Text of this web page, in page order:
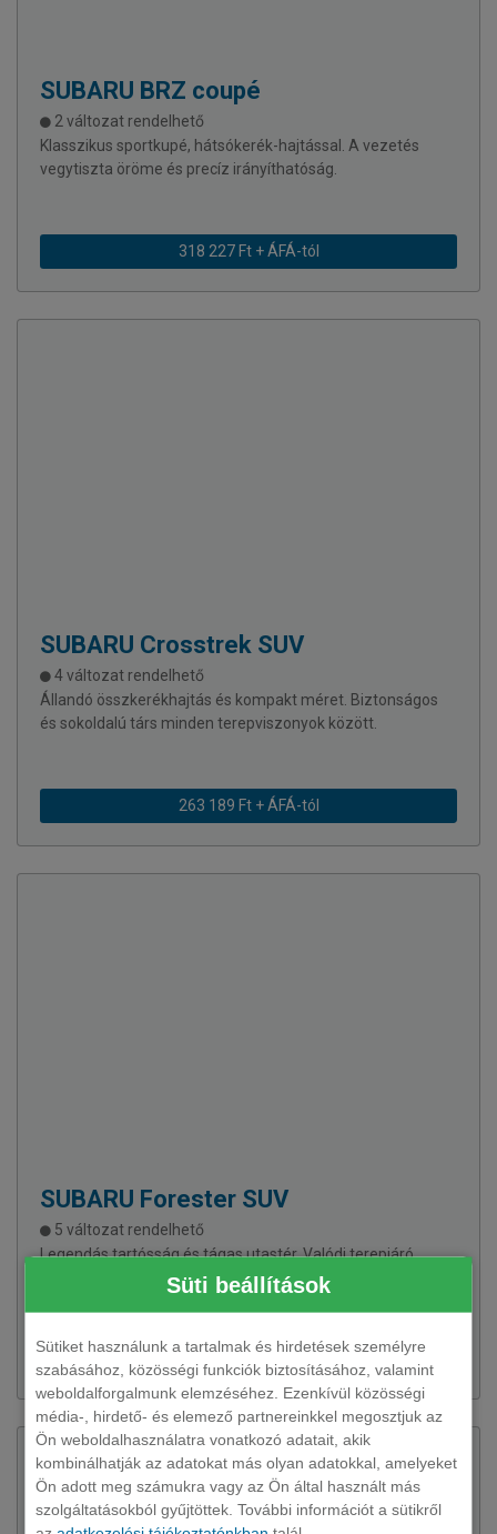
Süti beállítások
Sütiket használunk a tartalmak és hirdetések személyre
szabásához, közösségi funkciók biztosításához, valamint
weboldalforgalmunk elemzéséhez. Ezenkívül közösségi
média-, hirdető- és elemező partnereinkkel megosztjuk az
Ön weboldalhasználatra vonatkozó adatait, akik
kombinálhatják az adatokat más olyan adatokkal, amelyeket
Ön adott meg számukra vagy az Ön által használt más
szolgáltatásokból gyűjtöttek. További információt a sütikről
SUBARU BRZ coupé
2 változat rendelhető
Klasszikus sportkupé, hátsókerék-hajtással. A vezetés
vegytiszta öröme és precíz irányíthatóság.
318 227 Ft + ÁFÁ-tól
SUBARU Crosstrek SUV
4 változat rendelhető
Állandó összkerékhajtás és kompakt méret. Biztonságos
és sokoldalú társ minden terepviszonyok között.
263 189 Ft + ÁFÁ-tól
SUBARU Forester SUV
5 változat rendelhető
Legendás tartósság és tágas utastér. Valódi terepjáró
képességek a biztonságos célba éréshez.